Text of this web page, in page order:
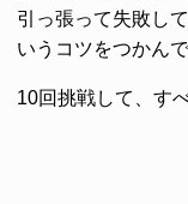
引っ張って失敗し
いうコツをつかん
10回挑戦して、す